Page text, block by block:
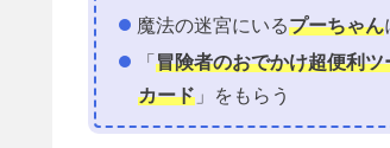
魔法の迷宮にいるプーちゃん
「冒険者のおでかけ超便利ツ
カード 」をもらう